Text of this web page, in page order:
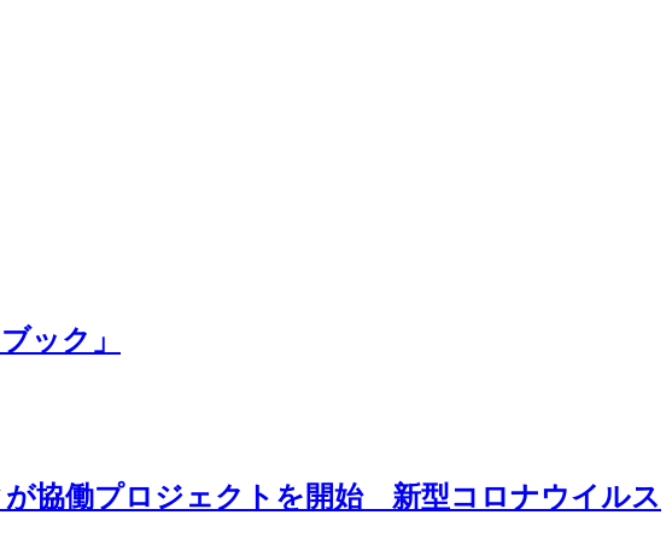
ック」
協働プロジェクトを開始 新型コロナウイルス